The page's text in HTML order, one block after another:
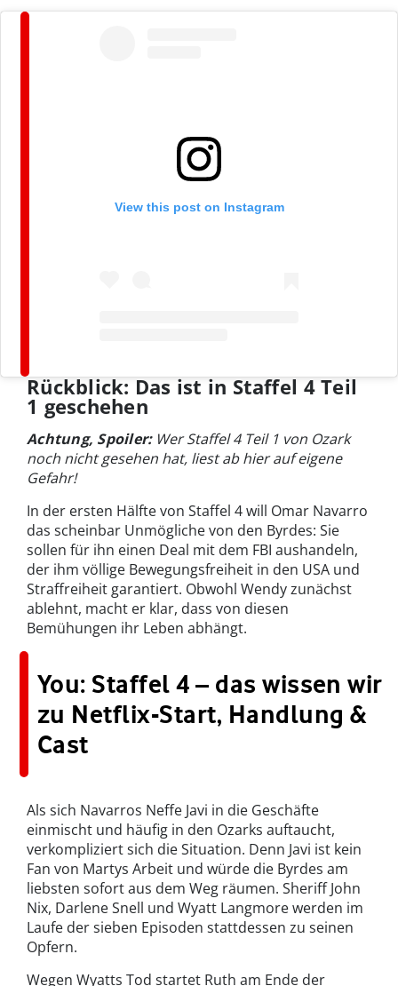
View this post on Instagram
Rückblick: Das ist in Staffel 4 Teil
1 geschehen
Achtung, Spoiler:Wer Staffel 4 Teil 1 von Ozark
noch nicht gesehen hat, liest ab hier auf eigene
Gefahr!
In der ersten Hälfte von Staffel 4 will Omar Navarro
das scheinbar Unmögliche von den Byrdes: Sie
sollen für ihn einen Deal mit dem FBI aushandeln,
der ihm völlige Bewegungsfreiheit in den USA und
Straffreiheit garantiert. Obwohl Wendy zunächst
ablehnt, macht er klar, dass von diesen
Bemühungen ihr Leben abhängt.
You: Staffel 4 – das wissen wir
zu Netflix-Start, Handlung &
Cast
Als sich Navarros Neffe Javi in die Geschäfte
einmischt und häufig in den Ozarks auftaucht,
verkompliziert sich die Situation. Denn Javi ist kein
Fan von Martys Arbeit und würde die Byrdes am
liebsten sofort aus dem Weg räumen. Sheriff John
Nix, Darlene Snell und Wyatt Langmore werden im
Laufe der sieben Episoden stattdessen zu seinen
Opfern.
Wegen Wyatts Tod startet Ruth am Ende der